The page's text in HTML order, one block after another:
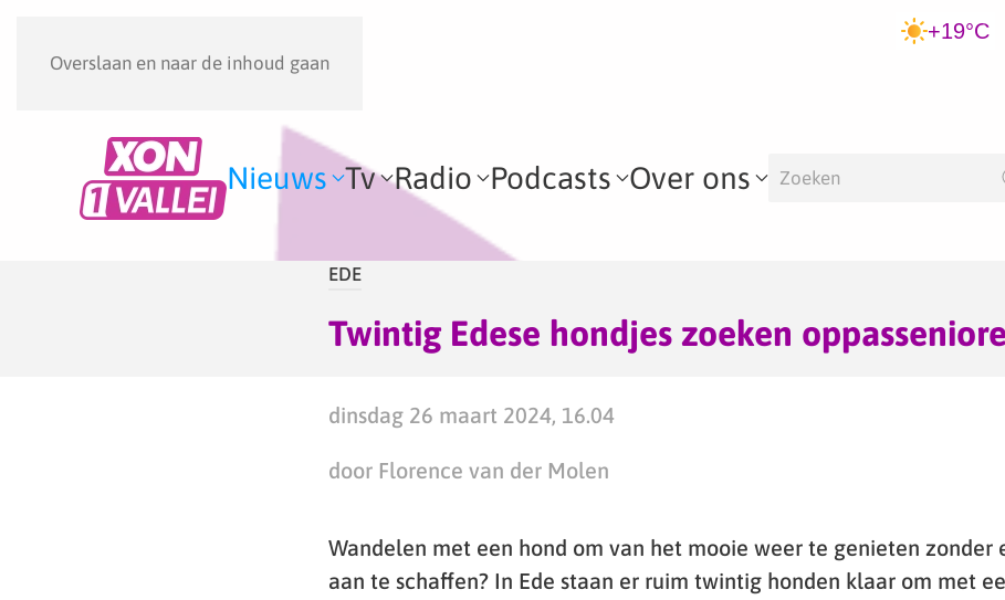
Overslaan en naar de inhoud gaan
+19°C
Nieuws Tv Radio Podcasts Over ons
EDE
Twintig Edese hondjes zoeken
dinsdag 26 maart 2024, 16.04
door Florence van der Molen
Wandelen met een hond om van het mooie weer te genieten zonder
aan te schaffen? In Ede staan er ruim twintig honden klaar om met